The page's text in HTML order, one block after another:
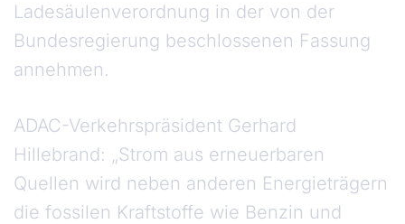
Ladesäulenverordnung in der von der
Bundesregierung beschlossenen Fassung
annehmen.
ADAC-Verkehrspräsident Gerhard
Hillebrand: „Strom aus erneuerbaren
Quellen wird neben anderen Energieträgern
die fossilen Kraftstoffe wie Benzin und